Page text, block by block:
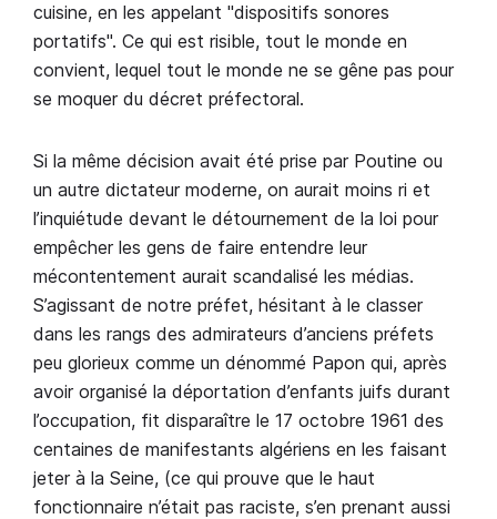
cuisine, en les appelant "dispositifs sonores
portatifs". Ce qui est risible, tout le monde en
convient, lequel tout le monde ne se gêne pas pour
se moquer du décret préfectoral.
Si la même décision avait été prise par Poutine ou
un autre dictateur moderne, on aurait moins ri et
l’inquiétude devant le détournement de la loi pour
empêcher les gens de faire entendre leur
mécontentement aurait scandalisé les médias.
S’agissant de notre préfet, hésitant à le classer
dans les rangs des admirateurs d’anciens préfets
peu glorieux comme un dénommé Papon qui, après
avoir organisé la déportation d’enfants juifs durant
l’occupation, fit disparaître le 17 octobre 1961 des
centaines de manifestants algériens en les faisant
jeter à la Seine, (ce qui prouve que le haut
fonctionnaire n’était pas raciste, s’en prenant aussi